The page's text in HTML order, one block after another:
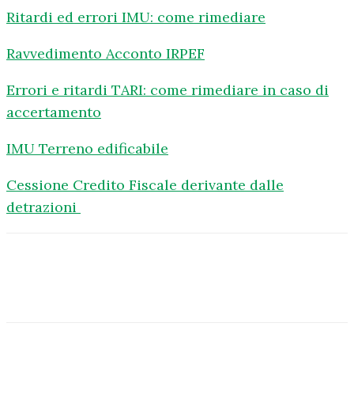
Ritardi ed errori IMU: come rimediare
Ravvedimento Acconto IRPEF
Errori e ritardi TARI: come rimediare in caso di
accertamento
IMU Terreno edificabile
Cessione Credito Fiscale derivante dalle
detrazioni